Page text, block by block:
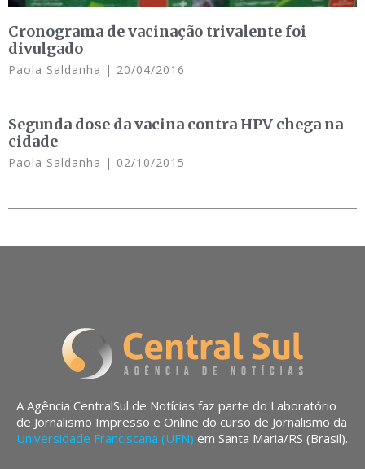
Cronograma de vacinação trivalente foi
divulgado
Paola Saldanha 20/04/2016
Segunda dose da vacina contra HPV chega na
cidade
Paola Saldanha 02/10/2015
A Agência CentralSul de Notícias faz parte do Laboratório
de Jornalismo Impresso e Online do curso de Jornalismo da
Universidade Franciscana (UFN) em Santa Maria/RS (Brasil).